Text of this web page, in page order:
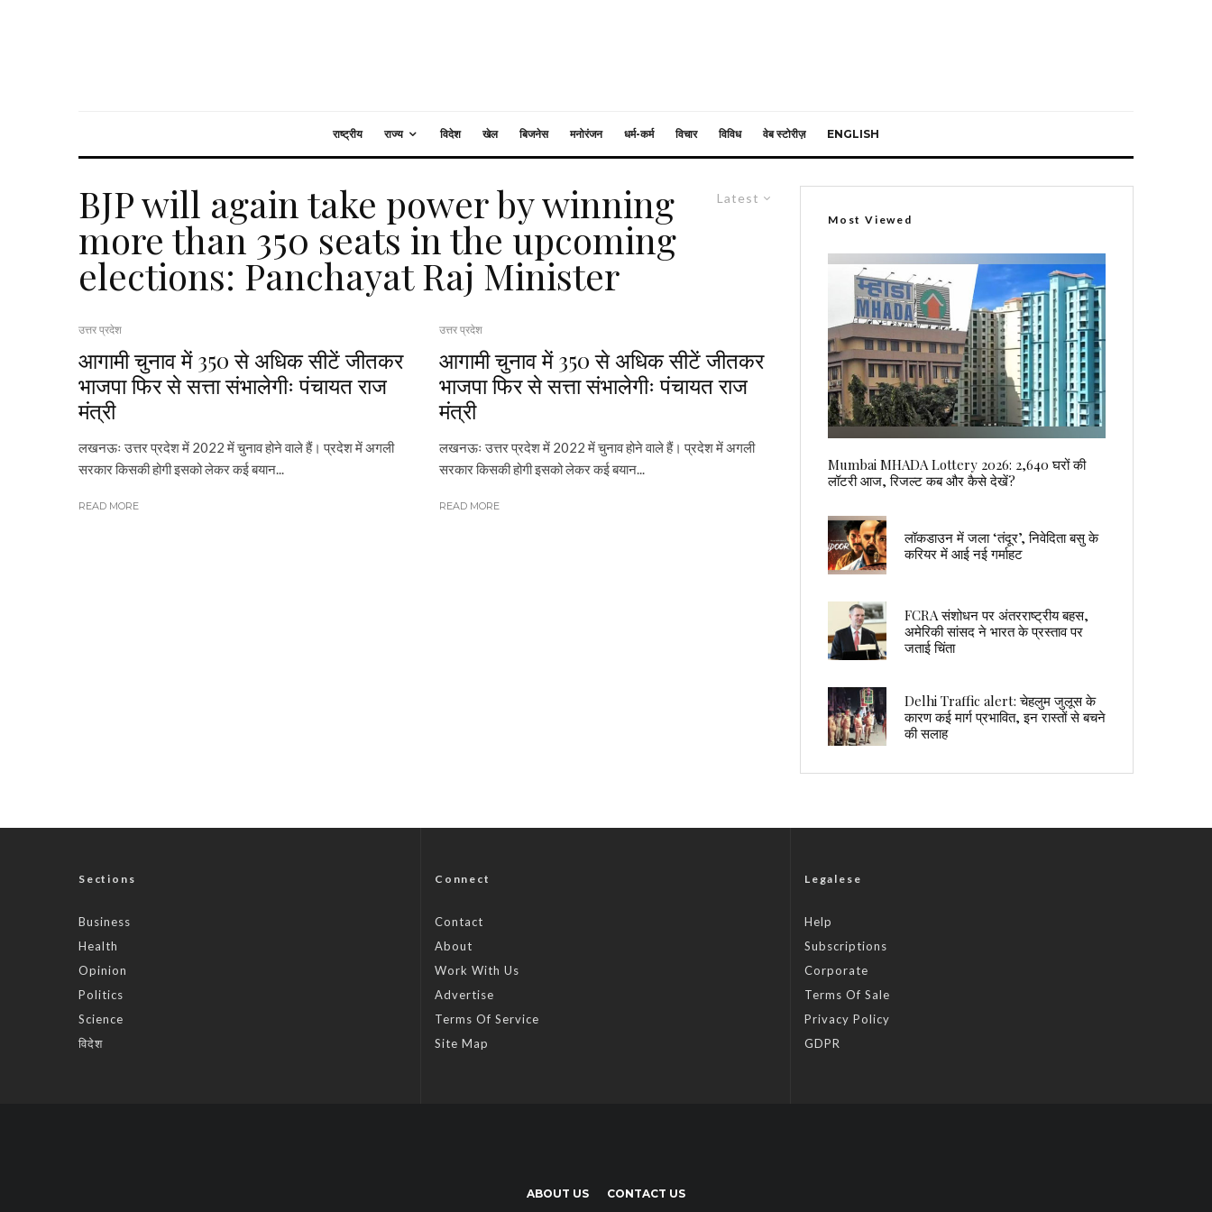
राष्ट्रीय राज्य विदेश खेल बिजनेस मनोरंजन धर्म-कर्म विचार विविध वेब स्टोरीज़ ENGLISH
Latest
BJP will again take power by winning
more than 350 seats in the upcoming
elections: Panchayat Raj Minister
उत्तर प्रदेश
आगामी चुनाव में 350 से अधिक सीटें जीतकर
भाजपा फिर से सत्ता संभालेगीः पंचायत राज
मंत्री
लखनऊः उत्तर प्रदेश में 2022 में चुनाव होने वाले हैं। प्रदेश में अगली
सरकार किसकी होगी इसको लेकर कई बयान...
READ MORE
उत्तर प्रदेश
आगामी चुनाव में 350 से अधिक सीटें जीतकर
भाजपा फिर से सत्ता संभालेगीः पंचायत राज
मंत्री
लखनऊः उत्तर प्रदेश में 2022 में चुनाव होने वाले हैं। प्रदेश में अगली
सरकार किसकी होगी इसको लेकर कई बयान...
READ MORE
Most Viewed
Mumbai MHADA Lottery 2026: 2,640 घरों की
लॉटरी आज, रिजल्ट कब और कैसे देखें?
लॉकडाउन में जला ‘तंदूर’, निवेदिता बसु के
करियर में आई नई गर्माहट
FCRA संशोधन पर अंतरराष्ट्रीय बहस,
अमेरिकी सांसद ने भारत के प्रस्ताव पर
जताई चिंता
Delhi Traffic alert: चेहलुम जुलूस के
कारण कई मार्ग प्रभावित, इन रास्तों से बचने
की सलाह
Sections
Business
Health
Opinion
Politics
Science
विदेश
Connect
Contact
About
Work With Us
Advertise
Terms Of Service
Site Map
Legalese
Help
Subscriptions
Corporate
Terms Of Sale
Privacy Policy
GDPR
ABOUT US CONTACT US